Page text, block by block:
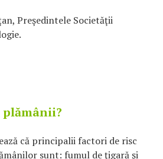
Preşedintele Societăţii
plămânii?
că principalii factori de risc
sunt: fumul de ţigară şi